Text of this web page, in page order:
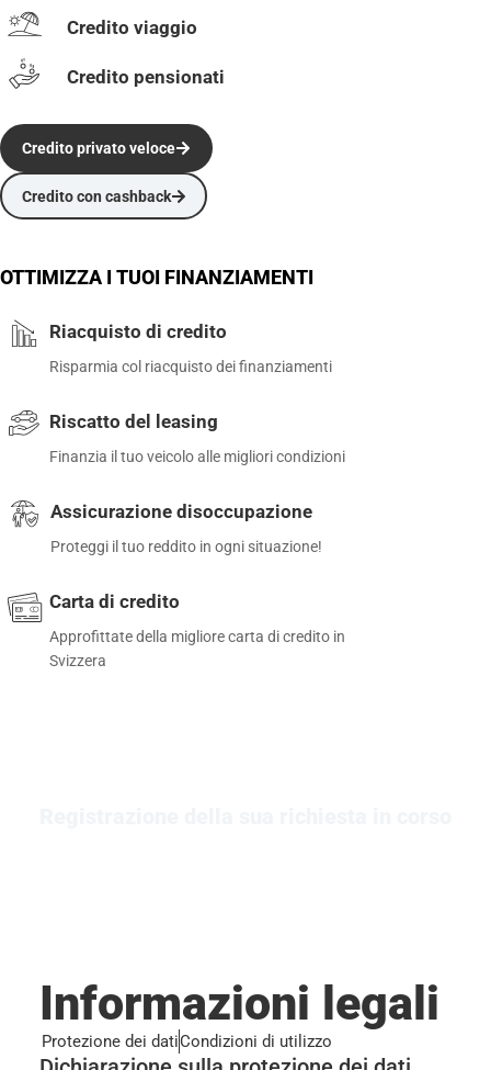
Credito viaggio
Credito pensionati
Credito con cashback
Credito privato veloce
OTTIMIZZA I TUOI FINANZIAMENTI
Riacquisto di credito
Risparmia col riacquisto dei finanziamenti
Riscatto del leasing
Finanzia il tuo veicolo alle migliori condizioni
Assicurazione disoccupazione
Proteggi il tuo reddito in ogni situazione!
Carta di credito
Approfittate della migliore carta di credito in
Svizzera
Informazioni legali
Protezione dei datiCondizioni di utilizzo